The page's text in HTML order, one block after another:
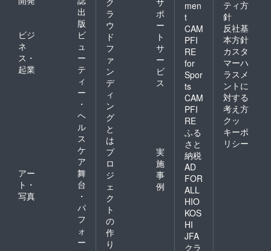
出
版
ビジ
ネ
ス・
起業
ビ
ュ
ー
テ
ィ
ー
・
ヘ
ル
ス
ケ
ア
アー
ト・
写真
舞
台
・
パ
フ
ォ
ー
ラ
ウ
ド
フ
ァ
ン
デ
ィ
ン
グ
と
は
ポ
ー
ト
サ
ー
ビ
ス
プ
ロ
ジ
ェ
ク
ト
の
作
り
実
施
事
例
men
t
CAM
PFI
RE
for
Spor
ts
CAM
PFI
RE
ふる
さと
納税
AD
FOR
ALL
HIO
KOS
HI
JFA
クラ
ティ方
針
反社基
本方針
カスタ
マーハ
ラスメ
ントに
対する
考え方
クッ
キーポ
リシー